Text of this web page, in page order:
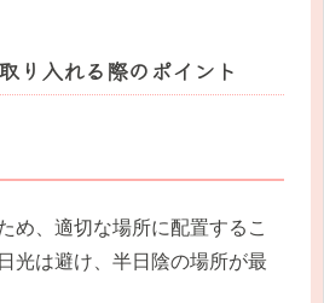
り入れる際のポイント
め、適切な場所に配置するこ
光は避け、半日陰の場所が最